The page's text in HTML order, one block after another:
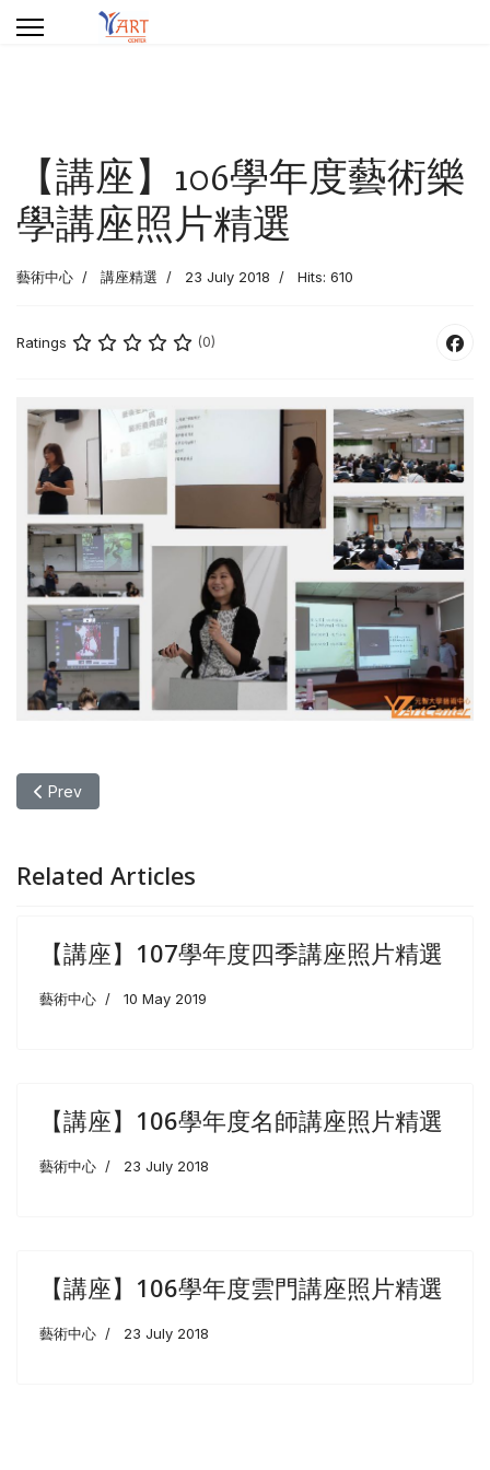
【講座】106學年度藝術樂
學講座照片精選
藝術中心 講座精選 23 July 2018 Hits: 610
Ratings (0)
Previous article: 【講座】106學年度雲門講座照片精選
Prev
Related Articles
【講座】107學年度四季講座照片精選
藝術中心 10 May 2019
【講座】106學年度名師講座照片精選
藝術中心 23 July 2018
【講座】106學年度雲門講座照片精選
藝術中心 23 July 2018